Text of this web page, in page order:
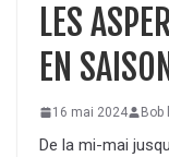
LES
EN
16 mai 2024 Bob
De la mi-mai